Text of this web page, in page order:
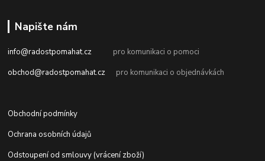
Napište nám
info@radostpomahat.cz pro komunikaci o pomoci
obchod@radostpomahat.cz pro komunikaci o objednávkách
Obchodní podmínky
Ochrana osobních údajů
Odstoupení od smlouvy (vrácení zboží)